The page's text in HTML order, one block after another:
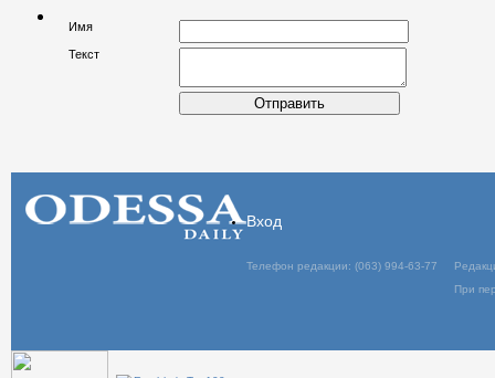
Имя
Текст
Отправить
Вход
Телефон редакции: (063) 994-63-77
При